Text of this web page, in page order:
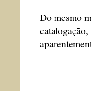
Do mesmo